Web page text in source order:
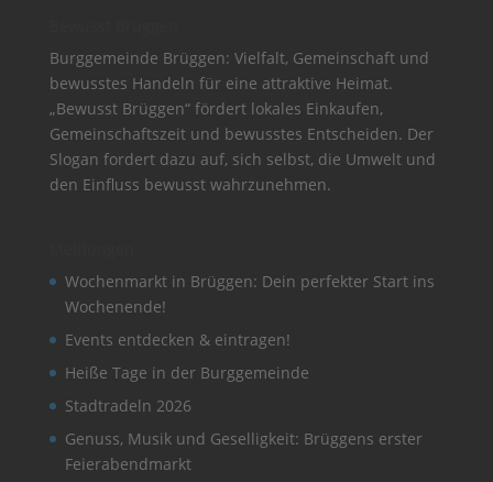
Burggemeinde Brüggen: Vielfalt, Gemeinschaft und
bewusstes Handeln für eine attraktive Heimat.
„Bewusst Brüggen“ fördert lokales Einkaufen,
Gemeinschaftszeit und bewusstes Entscheiden. Der
Slogan fordert dazu auf, sich selbst, die Umwelt und
den Einfluss bewusst wahrzunehmen.
Wochenmarkt in Brüggen: Dein perfekter Start ins
Wochenende!
Events entdecken & eintragen!
Heiße Tage in der Burggemeinde
Stadtradeln 2026
Genuss, Musik und Geselligkeit: Brüggens erster
Feierabendmarkt